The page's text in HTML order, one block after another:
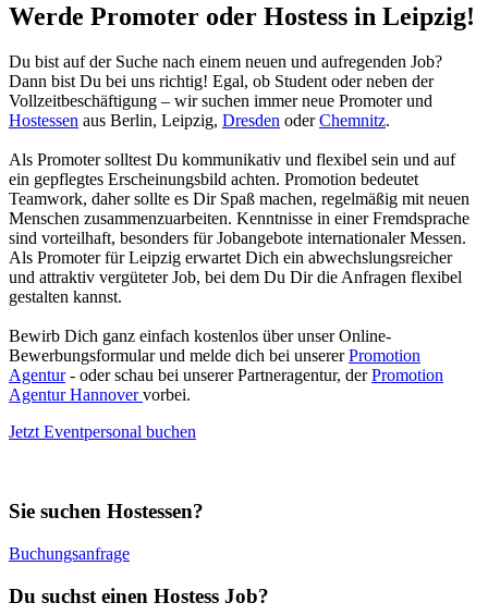
Werde Promoter oder Hostess in Leipzig!
Du bist auf der Suche nach einem neuen und aufregenden Job?
Dann bist Du bei uns richtig! Egal, ob Student oder neben der
Vollzeitbeschäftigung – wir suchen immer neue Promoter und
Hostessen aus Berlin, Leipzig, Dresden oderChemnitz.
Als Promoter solltest Du kommunikativ und flexibel sein und auf
ein gepflegtes Erscheinungsbild achten. Promotion bedeutet
Teamwork, daher sollte es Dir Spaß machen, regelmäßig mit neuen
Menschen zusammenzuarbeiten. Kenntnisse in einer Fremdsprache
sind vorteilhaft, besonders für Jobangebote internationaler Messen.
Als Promoter für Leipzig erwartet Dich ein abwechslungsreicher
und attraktiv vergüteter Job, bei dem Du Dir die Anfragen flexibel
gestalten kannst.
Bewirb Dich ganz einfach kostenlos über unser Online-
Bewerbungsformular und melde dich bei unsererPromotion
Agentur- oder schau bei unserer Partneragentur, derPromotion
Agentur Hannovervorbei.
Jetzt Eventpersonal buchen
Sie suchen Hostessen?
Buchungsanfrage
Du suchst einen Hostess Job?